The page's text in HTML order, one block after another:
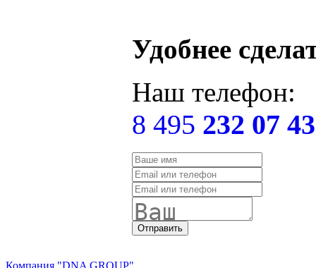
Удобнее
Наш телефон:
8 495 232 07 43
Компания "DNA GROUP"